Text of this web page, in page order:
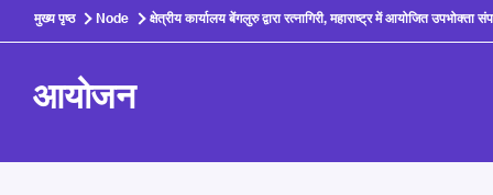
मुख्य पृष्ठ Node क्षेत्रीय कार्यालय बेंगलुरु द्वारा रत्नागिरी, महाराष्ट्र में आयोजित उपभोक्ता
आयोजन